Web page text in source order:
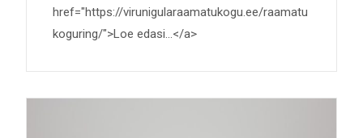
href="https://virunigularaamatukogu.ee/raamatu
koguring/">Loe edasi...</a>